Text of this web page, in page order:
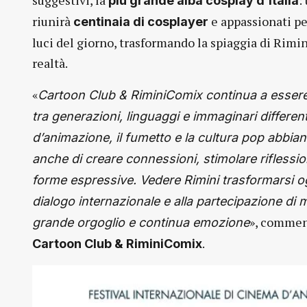
riunirà centinaia di cosplayer e appassionati
luci del giorno, trasformando la spiaggia di
realtà.
«Cartoon Club & RiminiComix continua a
tra generazioni, linguaggi e immaginari
d’animazione, il fumetto e la cultura pop
anche di creare connessioni, stimolare
forme espressive. Vedere Rimini trasformarsi
dialogo internazionale e alla partecipazione di
grande orgoglio e continua emozione»,
Cartoon Club & RiminiComix.